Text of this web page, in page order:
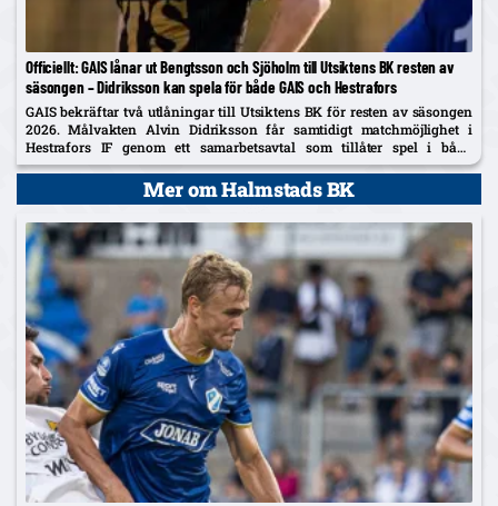
Officiellt: GAIS lånar ut Bengtsson och Sjöholm till Utsiktens BK resten av
säsongen – Didriksson kan spela för både GAIS och Hestrafors
GAIS bekräftar två utlåningar till Utsiktens BK för resten av säsongen
2026. Målvakten Alvin Didriksson får samtidigt matchmöjlighet i
Hestrafors IF genom ett samarbetsavtal som tillåter spel i båda
klubbarna.
Mer om Halmstads BK